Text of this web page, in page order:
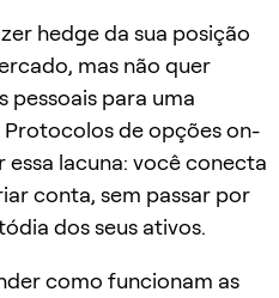
hedge da sua posição
mas não quer
pessoais para uma
de opções on-
lacuna: você conecta
conta, sem passar por
dos seus ativos.
como funcionam as